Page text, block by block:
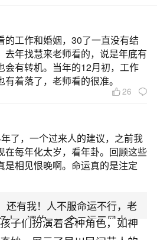
买花、年桔是节前重要活
增添节日氛围；年夜饭围餐
共享丰盛菜肴；拜「岁」祈
介
春节期间，吴川有“舞貔貅”的
舞者通过独特动作展现貔貅
民间艺术表演，更寓意着驱
川的飘色巡游令人瞩目。色
子们扮演着各种角色，如神
的工作和婚姻，30了一直没有结
去年找慧来老师看的，说是年底有
会有转机。当年的12月初，工作
着落了，老师看的很准。
26
了，一个过来人的建议，之前我
在每年化太岁，看年卦。回顾这些
是相见恨晚啊。命运真的是注定
还有我！人不服命运不行，老
上一课的。一命二运三风水，
！